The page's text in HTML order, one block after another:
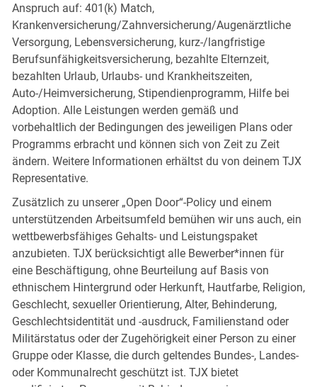
Anspruch auf: 401(k) Match,
Krankenversicherung/Zahnversicherung/Augenärztliche
Versorgung, Lebensversicherung, kurz-/langfristige
Berufsunfähigkeitsversicherung, bezahlte Elternzeit,
bezahlten Urlaub, Urlaubs- und Krankheitszeiten,
Auto-/Heimversicherung, Stipendienprogramm, Hilfe bei
Adoption. Alle Leistungen werden gemäß und
vorbehaltlich der Bedingungen des jeweiligen Plans oder
Programms erbracht und können sich von Zeit zu Zeit
ändern. Weitere Informationen erhältst du von deinem TJX
Representative.
Zusätzlich zu unserer „Open Door“-Policy und einem
unterstützenden Arbeitsumfeld bemühen wir uns auch, ein
wettbewerbsfähiges Gehalts- und Leistungspaket
anzubieten. TJX berücksichtigt alle Bewerber*innen für
eine Beschäftigung, ohne Beurteilung auf Basis von
ethnischem Hintergrund oder Herkunft, Hautfarbe, Religion,
Geschlecht, sexueller Orientierung, Alter, Behinderung,
Geschlechtsidentität und -ausdruck, Familienstand oder
Militärstatus oder der Zugehörigkeit einer Person zu einer
Gruppe oder Klasse, die durch geltendes Bundes-, Landes-
oder Kommunalrecht geschützt ist. TJX bietet